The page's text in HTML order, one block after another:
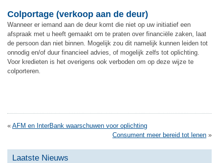
Colportage (verkoop aan de deur)
Wanneer er iemand aan de deur komt die niet op uw initiatief een
afspraak met u heeft gemaakt om te praten over financiële zaken, laat
de persoon dan niet binnen. Mogelijk zou dit namelijk kunnen leiden tot
onnodig en/of duur financieel advies, of mogelijk zelfs tot oplichting.
Voor kredieten is het overigens ook verboden om op deze wijze te
colporteren.
« AFM en InterBank waarschuwen voor oplichting
Consument meer bereid tot lenen »
Laatste Nieuws